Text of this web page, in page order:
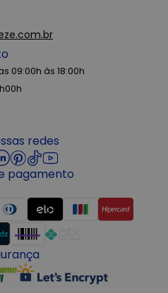
09:00h às 18:00h
redes
pagamento